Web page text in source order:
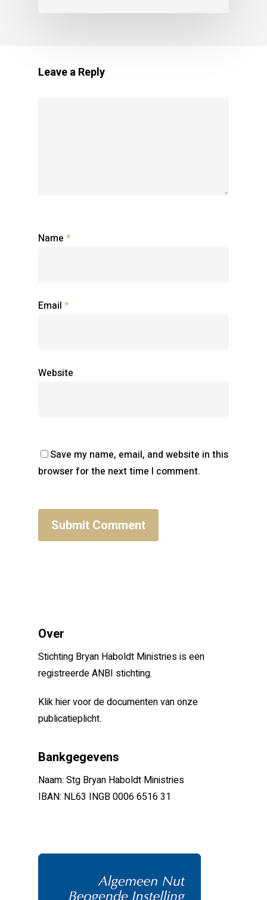
Leave a Reply
Name *
Email *
Website
Save my name, email, and website in this
browser for the next time I comment.
Over
Stichting Bryan Haboldt Ministries is een
registreerde ANBI stichting.
Klik hier voor de documenten van onze
publicatieplicht.
Bankgegevens
Naam: Stg Bryan Haboldt Ministries
IBAN: NL63 INGB 0006 6516 31